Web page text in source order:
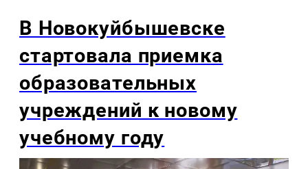
В Новокуйбышевске
стартовала приемка
образовательных
учреждений к новому
учебному году